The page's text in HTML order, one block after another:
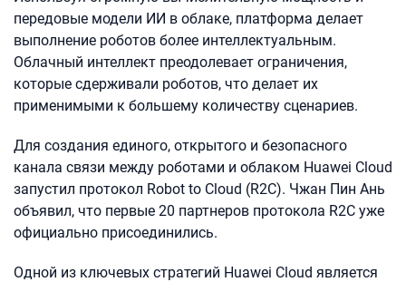
передовые модели ИИ в облаке, платформа делает
выполнение роботов более интеллектуальным.
Облачный интеллект преодолевает ограничения,
которые сдерживали роботов, что делает их
применимыми к большему количеству сценариев.
Для создания единого, открытого и безопасного
канала связи между роботами и облаком Huawei Cloud
запустил протокол Robot to Cloud (R2C). Чжан Пин Ань
объявил, что первые 20 партнеров протокола R2C уже
официально присоединились.
Одной из ключевых стратегий Huawei Cloud является